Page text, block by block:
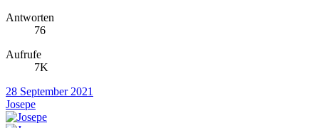
Antworten
76
Aufrufe
7K
28 September 2021
Josepe